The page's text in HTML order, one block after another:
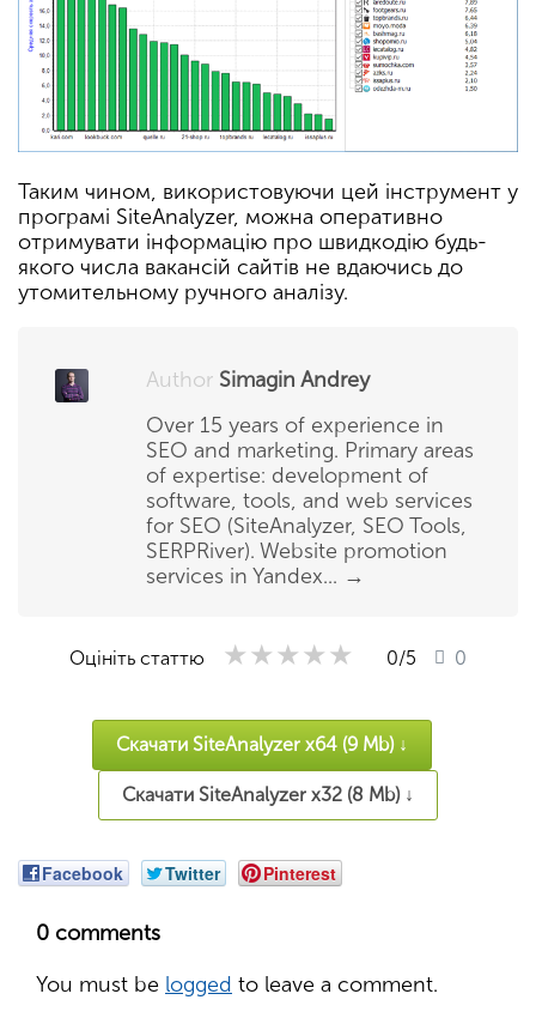
Таким чином, використовуючи цей інструмент у
програмі SiteAnalyzer, можна оперативно
отримувати інформацію про швидкодію будь-
якого числа вакансій сайтів не вдаючись до
утомительному ручного аналізу.
Author Simagin Andrey
Over 15 years of experience in
SEO and marketing. Primary areas
of expertise: development of
software, tools, and web services
for SEO (SiteAnalyzer, SEO Tools,
SERPRiver). Website promotion
services in Yandex... →
Оцініть статтю ★★★★★
★★★★★
★★★★★ 0/5 0
Скачати SiteAnalyzer x64 (9 Mb) ↓
Скачати SiteAnalyzer x32 (8 Mb) ↓
Facebook Twitter Pinterest
0 comments
You must be logged to leave a comment.